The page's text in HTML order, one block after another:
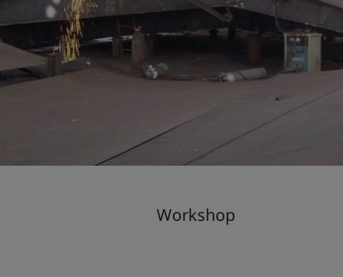
Workshop